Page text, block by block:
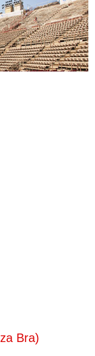
Bra)